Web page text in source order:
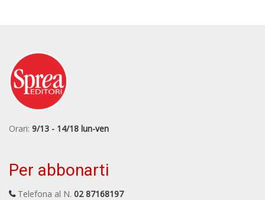
Orari: 9/13 - 14/18 lun-ven
Per abbonarti
Telefona al N. 02 87168197